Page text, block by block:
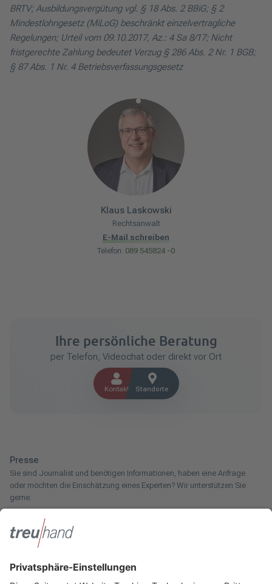
BRTV; Ausbildungsvergütung vgl. § 18 Abs. 2 BBiG; § 2
Mindestlohngesetz (MiLoG) beschränkt einzelvertragliche
Regelungen; Urteil vom 09.10.2017, Az.: 4 Sa 8/17; Nicht
fristgerechte Zahlung bedeutet Verzug § 286 Abs. 2 Nr. 1 BGB;
§ 87 Abs. 1 Nr. 4 Betriebsverfassungsgesetz
Klaus Laskowski
Rechtsanwalt
E-Mail schreiben
Telefon: 089 545824 -0
Ihre persönliche Beratung
per Telefon, Videochat oder direkt vor Ort
Kontakt Standorte
Presse
Sie sind Journalist und benötigen Informationen, haben eine Anfrage
oder möchten die Einschätzung eines Experten? Wir unterstützen Sie
gerne.
Innotax
forstwirtschaftlichen Betrieb oder kommen aus dem Handwerk und
suchen einen Steuerberater? Bei der Innotax bieten wir Ihnen individuelle